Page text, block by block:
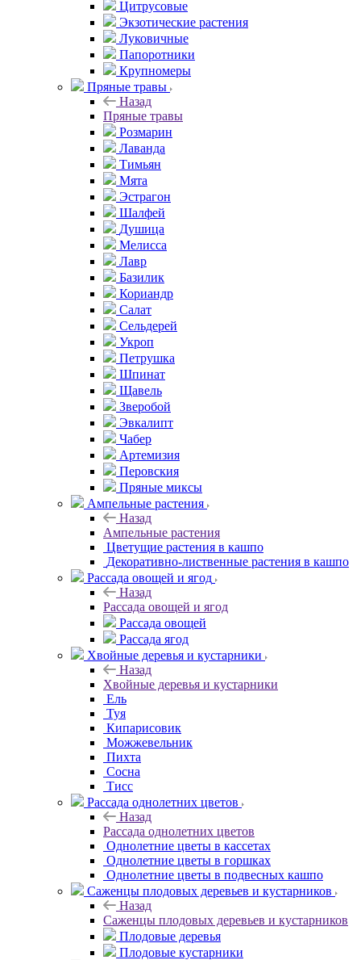
Цитрусовые
Экзотические растения
Луковичные
Папоротники
Крупномеры
Пряные травы
Назад
Пряные травы
Розмарин
Лаванда
Тимьян
Мята
Эстрагон
Шалфей
Душица
Мелисса
Лавр
Базилик
Кориандр
Салат
Сельдерей
Укроп
Петрушка
Шпинат
Щавель
Зверобой
Эвкалипт
Чабер
Артемизия
Перовския
Пряные миксы
Ампельные растения
Назад
Ампельные растения
Цветущие растения в кашпо
Декоративно-лиственные растения в кашпо
Рассада овощей и ягод
Назад
Рассада овощей и ягод
Рассада овощей
Рассада ягод
Хвойные деревья и кустарники
Назад
Хвойные деревья и кустарники
Ель
Туя
Кипарисовик
Можжевельник
Пихта
Сосна
Тисc
Рассада однолетних цветов
Назад
Рассада однолетних цветов
Однолетние цветы в кассетах
Однолетние цветы в горшках
Однолетние цветы в подвесных кашпо
Саженцы плодовых деревьев и кустарников
Назад
Саженцы плодовых деревьев и кустарников
Плодовые деревья
Плодовые кустарники